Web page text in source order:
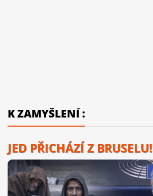
K ZAMYŠLENÍ :
JED PŘICHÁZÍ Z BRUSELU!